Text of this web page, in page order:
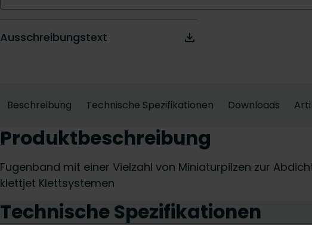
Ausschreibungstext
Beschreibung Technische Spezifikationen Downloads
Produktbeschreibung
Fugenband mit einer Vielzahl von Miniaturpilzen zur
klettjet Klettsystemen
Technische Spezifikationen